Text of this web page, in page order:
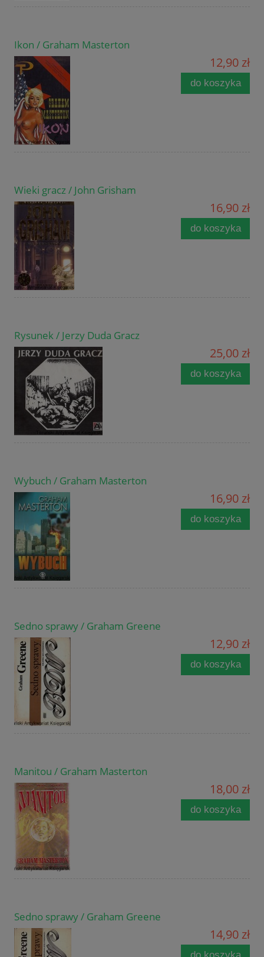
Ikon / Graham Masterton
12,90 zł
do koszyka
Wieki gracz / John Grisham
16,90 zł
do koszyka
Rysunek / Jerzy Duda Gracz
25,00 zł
do koszyka
Wybuch / Graham Masterton
16,90 zł
do koszyka
Sedno sprawy / Graham Greene
12,90 zł
do koszyka
Manitou / Graham Masterton
18,00 zł
do koszyka
Sedno sprawy / Graham Greene
14,90 zł